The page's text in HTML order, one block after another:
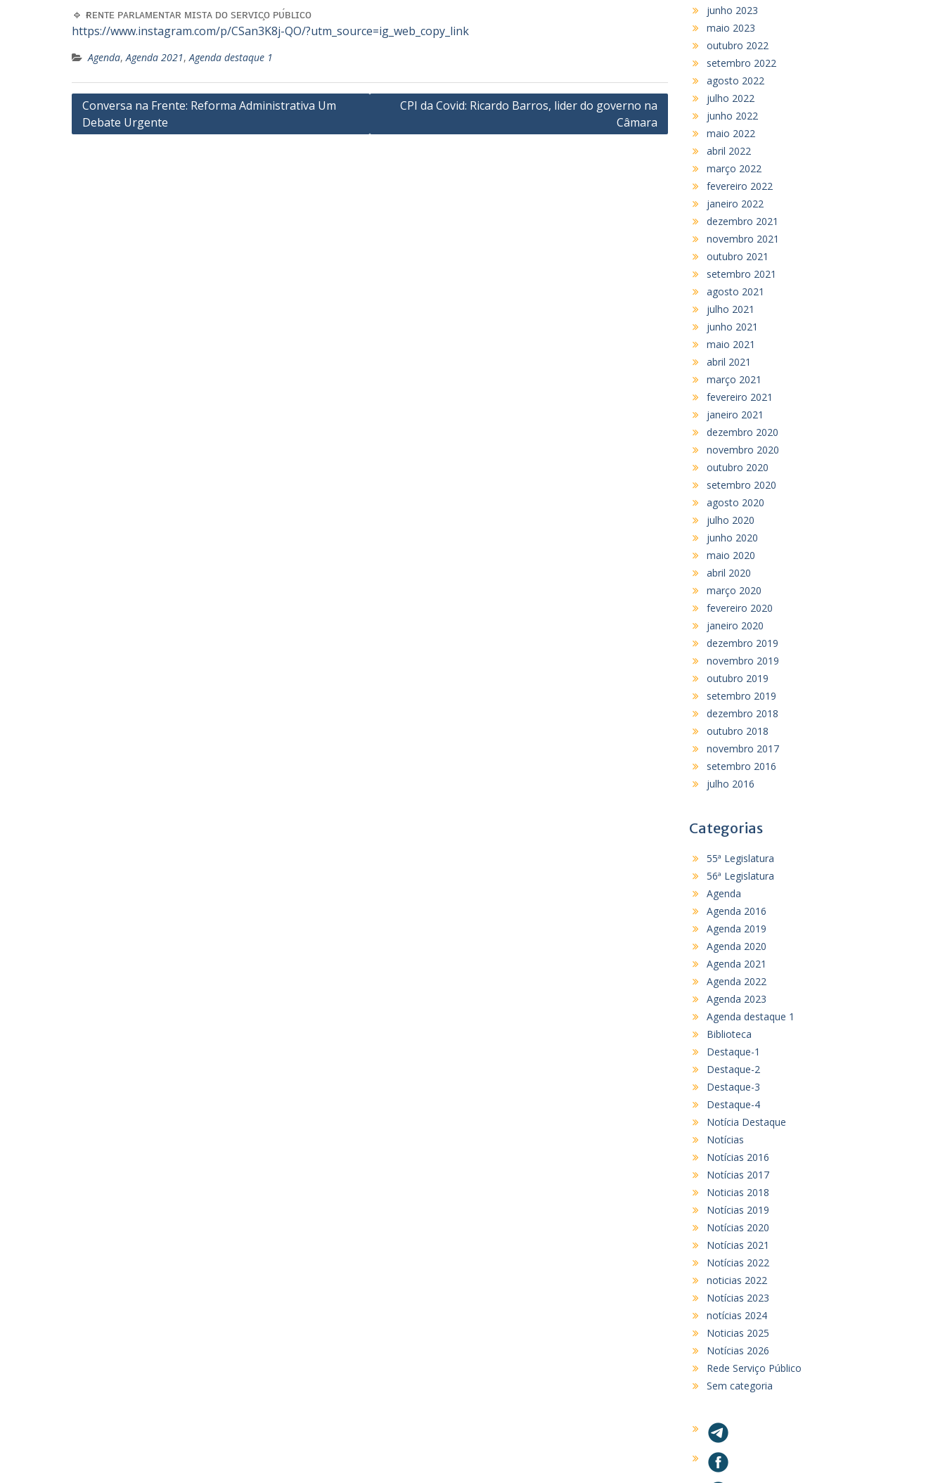
🔹 ғʀᴇɴᴛᴇ ᴘᴀʀʟᴀᴍᴇɴᴛᴀʀ ᴍɪsᴛᴀ ᴅᴏ sᴇʀᴠɪᴄ̧ᴏ ᴘᴜ́ʙʟɪᴄᴏ
https://www.instagram.com/p/CSan3K8j-QO/?utm_source=ig_web_copy_link
Agenda,Agenda 2021,Agenda destaque 1
Navegação
de
Conversa na Frente: Reforma Administrativa Um
Debate Urgente
CPI da Covid: Ricardo Barros, lider do governo na
Câmara
junho 2023
maio 2023
outubro 2022
setembro 2022
agosto 2022
julho 2022
junho 2022
maio 2022
abril 2022
março 2022
fevereiro 2022
janeiro 2022
dezembro 2021
novembro 2021
outubro 2021
setembro 2021
agosto 2021
julho 2021
junho 2021
maio 2021
abril 2021
março 2021
fevereiro 2021
janeiro 2021
dezembro 2020
novembro 2020
outubro 2020
setembro 2020
agosto 2020
julho 2020
junho 2020
maio 2020
abril 2020
março 2020
fevereiro 2020
janeiro 2020
dezembro 2019
novembro 2019
outubro 2019
setembro 2019
dezembro 2018
outubro 2018
novembro 2017
setembro 2016
julho 2016
Categorias
55ª Legislatura
56ª Legislatura
Agenda
Agenda 2016
Agenda 2019
Agenda 2020
Agenda 2021
Agenda 2022
Agenda 2023
Agenda destaque 1
Biblioteca
Destaque-1
Destaque-2
Destaque-3
Destaque-4
Notícia Destaque
Notícias
Notícias 2016
Notícias 2017
Noticias 2018
Notícias 2019
Notícias 2020
Notícias 2021
Notícias 2022
noticias 2022
Notícias 2023
notícias 2024
Noticias 2025
Notícias 2026
Rede Serviço Público
Sem categoria